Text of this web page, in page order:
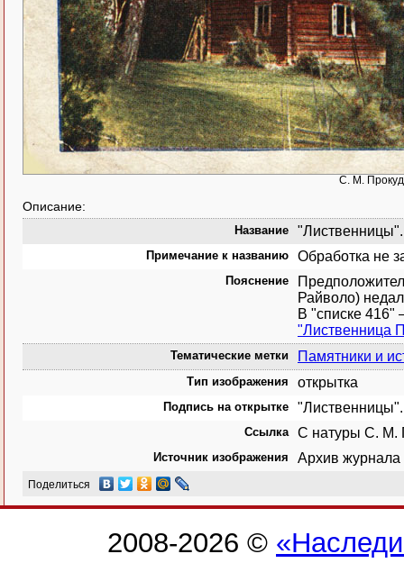
С. М.
Описание:
Название
Примечание к названию Обработка не
Пояснение
Райволо)
В "списке 416"
"Лиственница
Тематические метки Памятники и
Тип изображения открытка
Подпись на открытке
Ссылка С натуры С. М.
Источник изображения Архив журнала
Поделиться
2008-2026 ©